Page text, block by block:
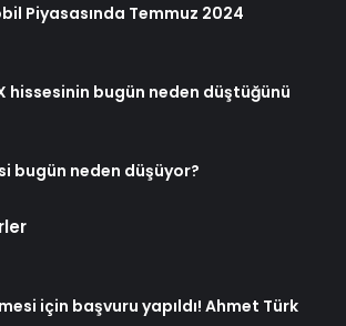
Piyasasında Temmuz 2024
hissesinin bugün neden düştüğünü
bugün neden düşüyor?
için başvuru yapıldı! Ahmet Türk